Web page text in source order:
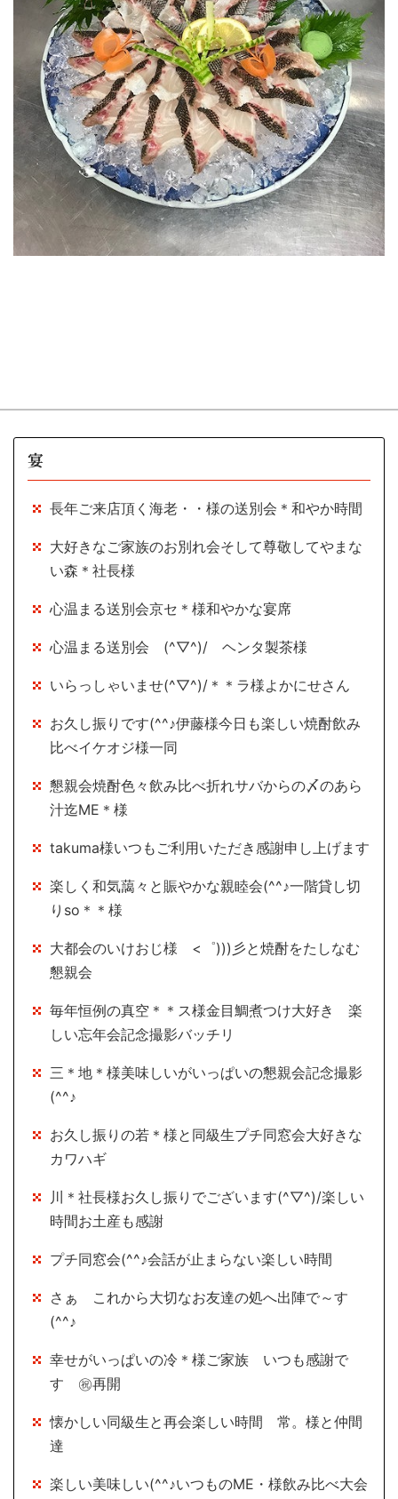
宴
長年ご来店頂く海老・・様の送別会＊和やか時間
大好きなご家族のお別れ会そして尊敬してやまな
い森＊社長様
心温まる送別会京セ＊様和やかな宴席
心温まる送別会 (^▽^)/ ヘンタ製茶様
いらっしゃいませ(^▽^)/＊＊ラ様よかにせさん
お久し振りです(^^♪伊藤様今日も楽しい焼酎飲み
比べイケオジ様一同
懇親会焼酎色々飲み比べ折れサバからの〆のあら
汁迄ME＊様
takuma様いつもご利用いただき感謝申し上げます
楽しく和気藹々と賑やかな親睦会(^^♪一階貸し切
りso＊＊様
大都会のいけおじ様 <゜)))彡と焼酎をたしなむ
懇親会
毎年恒例の真空＊＊ス様金目鯛煮つけ大好き 楽
しい忘年会記念撮影バッチリ
三＊地＊様美味しいがいっぱいの懇親会記念撮影
(^^♪
お久し振りの若＊様と同級生プチ同窓会大好きな
カワハギ
川＊社長様お久し振りでございます(^▽^)/楽しい
時間お土産も感謝
プチ同窓会(^^♪会話が止まらない楽しい時間
さぁ これから大切なお友達の処へ出陣で～す
(^^♪
幸せがいっぱいの冷＊様ご家族 いつも感謝で
す ㊗再開
懐かしい同級生と再会楽しい時間 常。様と仲間
達
楽しい美味しい(^^♪いつものME・様飲み比べ大会